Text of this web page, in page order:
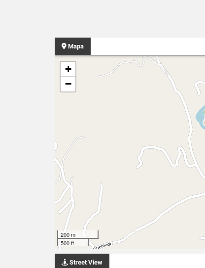
Mapa
+
−
200 m
500 ft
Street View